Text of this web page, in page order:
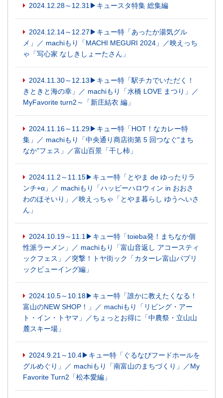
2024.12.28～12.31▶キュースタ特集 総集編
2024.12.14～12.27▶キュー特「あったか湯気グル
メ」／ machiもり「MACHI MEGURI 2024」／映えっち
ゃ「写心家 なしきしょーたさん」
2024.11.30～12.13▶キュー特「駅チカでいただく！
きときと海の幸」／ machiもり「水橋 LOVE まつり」／
MyFavorite turn2～「新庄結衣 編」
2024.11.16～11.29▶キュー特「HOT！なカレー特
集」／ machiもり「中央通り商店街第 5 回つなぐ"まち
なか"フェス」／富山百景「干し柿」
2024.11.2～11.15▶キュー特「とやま de ゆったりラ
ンチ+α」／ machiもり「ハッピーハロウィン in おおさ
わのほそいり」／映えっちゃ「とやま暮らし ゆうへいさ
ん」
2024.10.19～11.1▶キュー特「toieba発！まちなか個
性派ラーメン」／ machiもり「富山音返し アコースティ
ックフェス」／突撃！トヤ街ック「カターレ富山パブリ
ックビューイング編」
2024.10.5～10.18▶キュー特「誰かに教えたくなる！
富山のNEW SHOP！」／ machiもり「リビング・アー
ト・イン・トヤマ」／ちょっとお得に「中農祭・立山山
麓スキー場」
2024.9.21～10.4▶キュー特「ぐるなびフードホールを
グルめぐり」／ machiもり「南富山のまちづくり」／My
Favorite Turn2「松本愛編」